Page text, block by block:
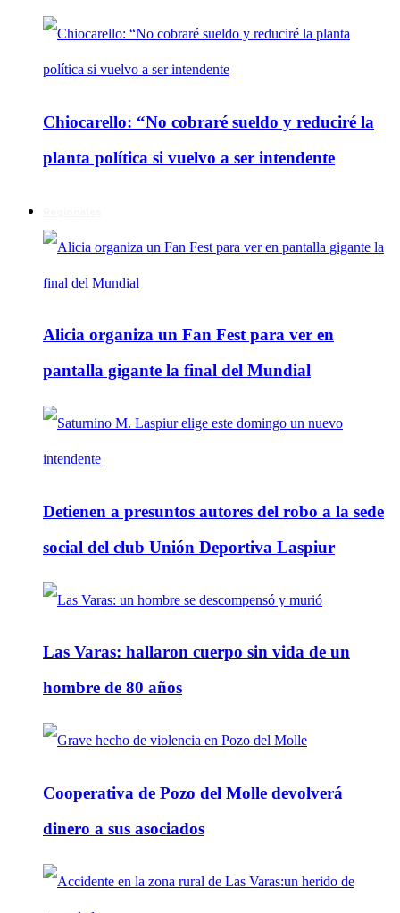
Chiocarello: “No cobraré sueldo y reduciré la
planta política si vuelvo a ser intendente
Alicia organiza un Fan Fest para ver en
pantalla gigante la final del Mundial
Detienen a presuntos autores del robo a la sede
social del club Unión Deportiva Laspiur
Las Varas: hallaron cuerpo sin vida de un
hombre de 80 años
Cooperativa de Pozo del Molle devolverá
dinero a sus asociados